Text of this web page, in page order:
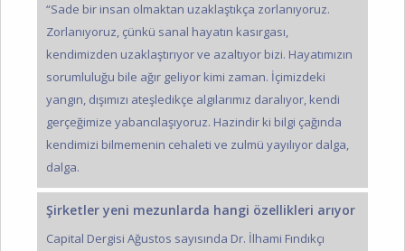
“Sade bir insan olmaktan uzaklaştıkça zorlanıyoruz.
Zorlanıyoruz, çünkü sanal hayatın kasırgası,
kendimizden uzaklaştırıyor ve azaltıyor bizi. Hayatımızın
sorumluluğu bile ağır geliyor kimi zaman. İçimizdeki
yangın, dışımızı ateşledikçe algılarımız daralıyor, kendi
gerçeğimize yabancılaşıyoruz. Hazindir ki bilgi çağında
kendimizi bilmemenin cehaleti ve zulmü yayılıyor dalga,
dalga.
Şirketler yeni mezunlarda hangi özellikleri arıyor
Capital Dergisi Ağustos sayısında Dr. İlhami Fındıkçı